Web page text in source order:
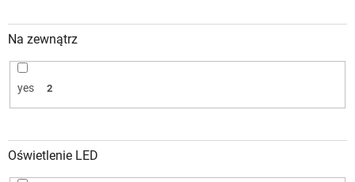
Na zewnątrz
yes 2
Oświetlenie LED